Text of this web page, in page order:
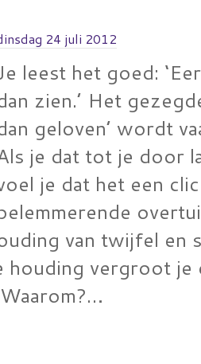
24 juli 2012
leest het goed:
zien.’ Het
geloven’ wordt
je dat tot je door
je dat het een
van twijfel en
houding vergroot je